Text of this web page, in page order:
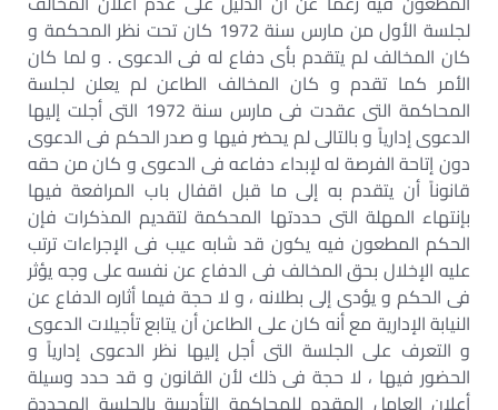
لجلسة الأول من مارس سنة 1972 كان تحت نظر المحكمة و
كان المخالف لم يتقدم بأى دفاع له فى الدعوى . و لما كان
الأمر كما تقدم و كان المخالف الطاعن لم يعلن لجلسة
المحاكمة التى عقدت فى مارس سنة 1972 التى أجلت إليها
الدعوى إدارياً و بالتالى لم يحضر فيها و صدر الحكم فى الدعوى
دون إتاحة الفرصة له لإبداء دفاعه فى الدعوى و كان من حقه
قانوناً أن يتقدم به إلى ما قبل اقفال باب المرافعة فيها
بإنتهاء المهلة التى حددتها المحكمة لتقديم المذكرات فإن
الحكم المطعون فيه يكون قد شابه عيب فى الإجراءات ترتب
عليه الإخلال بحق المخالف فى الدفاع عن نفسه على وجه يؤثر
فى الحكم و يؤدى إلى بطلانه ، و لا حجة فيما أثاره الدفاع عن
النيابة الإدارية مع أنه كان على الطاعن أن يتابع تأجيلات الدعوى
و التعرف على الجلسة التى أجل إليها نظر الدعوى إدارياً و
الحضور فيها ، لا حجة فى ذلك لأن القانون و قد حدد وسيلة
أعلان العامل المقدم للمحاكمة التأديبية بالجلسة المحددة